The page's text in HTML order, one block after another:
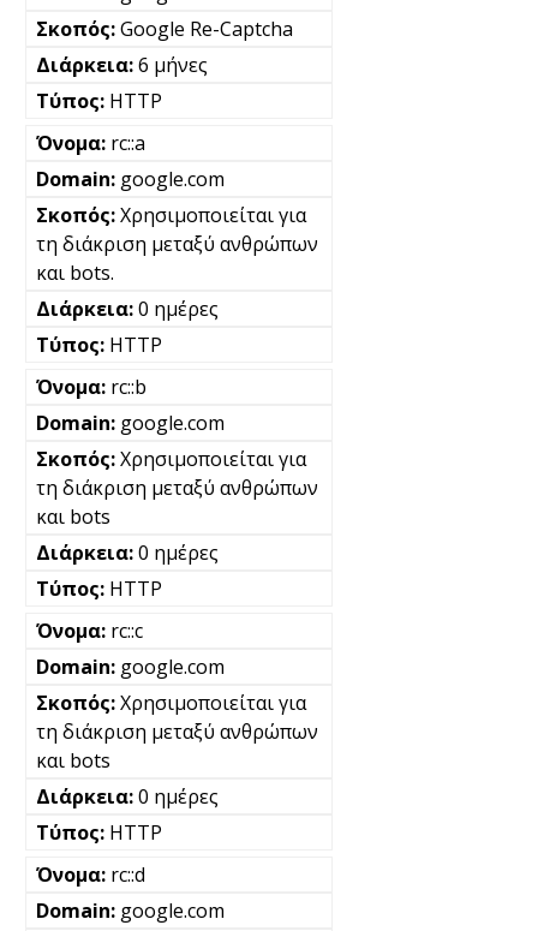
Google Re-Captcha
6 μήνες
HTTP
rc::a
google.com
Χρησιμοποιείται για
τη διάκριση μεταξύ ανθρώπων
και bots.
0 ημέρες
HTTP
rc::b
google.com
Χρησιμοποιείται για
τη διάκριση μεταξύ ανθρώπων
και bots
0 ημέρες
HTTP
rc::c
google.com
Χρησιμοποιείται για
τη διάκριση μεταξύ ανθρώπων
και bots
0 ημέρες
HTTP
rc::d
google.com